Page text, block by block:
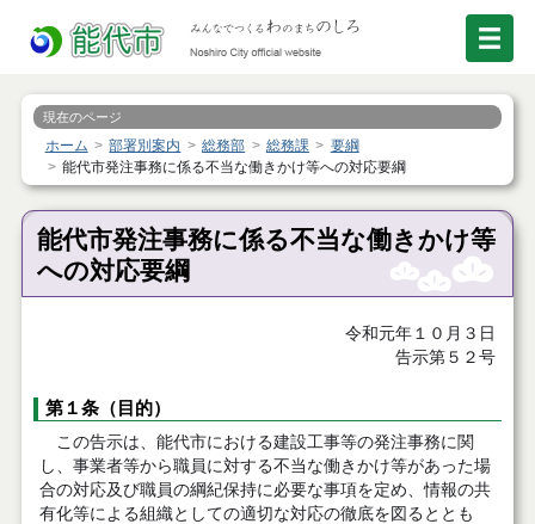
現在のページ
ホーム 部署別案内 総務部 総務課
要綱
能代市発注事務に係る不当な働きかけ等への対応要綱
能代市発注事務に係る不当な働きかけ等
への対応要綱
令和元年１０月３日
告示第５２号
第１条（目的）
この告示は、能代市における建設工事等の発注事務に関
し、事業者等から職員に対する不当な働きかけ等があった場
合の対応及び職員の綱紀保持に必要な事項を定め、情報の共
有化等による組織としての適切な対応の徹底を図るととも